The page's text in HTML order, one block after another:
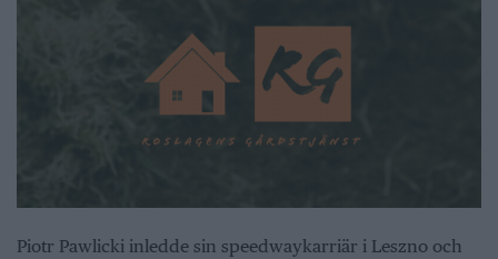
Piotr Pawlicki inledde sin speedwaykarriär i Leszno och